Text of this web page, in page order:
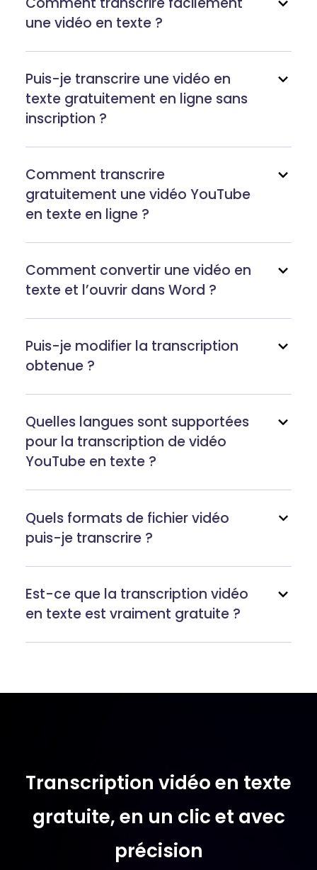
une vidéo en texte ?
Puis-je transcrire une vidéo en
texte gratuitement en ligne sans
inscription ?
Comment transcrire
gratuitement une vidéo YouTube
en texte en ligne ?
Comment convertir une vidéo en
texte et l’ouvrir dans Word ?
Puis-je modifier la transcription
obtenue ?
Quelles langues sont supportées
pour la transcription de vidéo
YouTube en texte ?
Quels formats de fichier vidéo
puis-je transcrire ?
Est-ce que la transcription vidéo
en texte est vraiment gratuite ?
Transcription vidéo en texte
gratuite, en un clic et avec
précision